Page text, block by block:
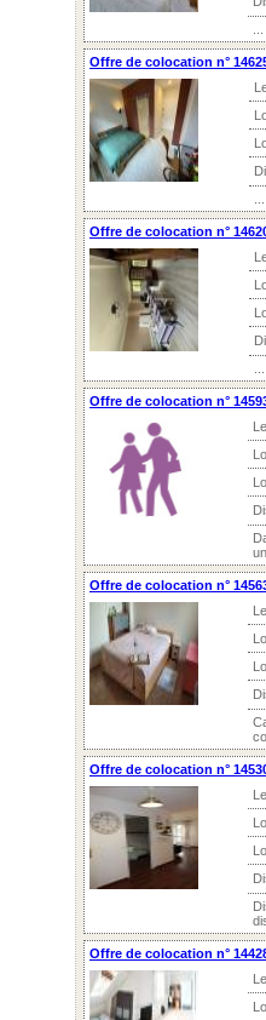
Offre de colocation n°
Offre de colocation n°
Offre de colocation n°
Le
Offre de colocation n°
Le
Offre de colocation n°
Le
Offre de colocation n°
Le